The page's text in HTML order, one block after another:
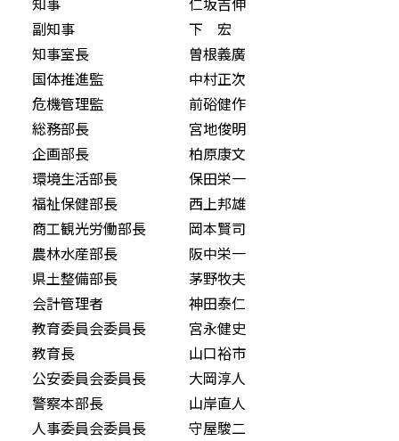
副知事 下 宏
知事室長 曽根義廣
国体推進監 中村正次
危機管理監 前硲健作
総務部長 宮地俊明
企画部長 柏原康文
環境生活部長 保田栄一
福祉保健部長 西上邦雄
商工観光労働部長 岡本賢司
農林水産部長 阪中栄一
県土整備部長 茅野牧夫
会計管理者 神田泰仁
教育委員会委員長 宮永健史
教育長 山口裕市
公安委員会委員長 大岡淳人
警察本部長 山岸直人
人事委員会委員長 守屋駿二